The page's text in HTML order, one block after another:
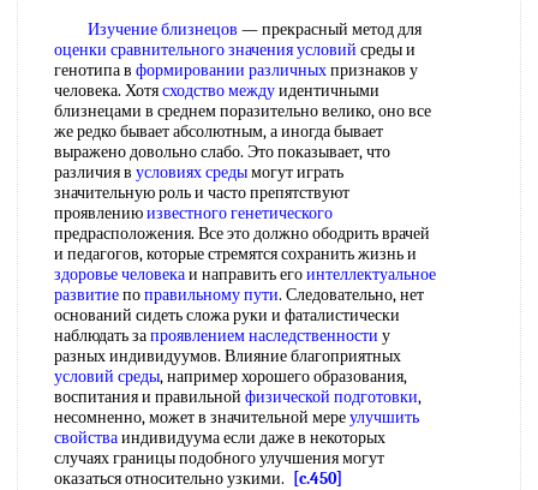
Изучение близнецов — прекрасный метод для
оценки сравнительногозначения условий среды и
генотипа в формировании различныхпризнаков у
человека. Хотясходство междуидентичными
близнецами в среднем поразительно велико, оно все
же редко бывает абсолютным, а иногда бывает
выражено довольно слабо. Это показывает, что
различия в условиях средымогут играть
значительную роль и часто препятствуют
проявлениюизвестного генетического
предрасположения. Все это должно ободрить врачей
и педагогов, которые стремятся сохранить жизнь и
здоровье человекаи направить егоинтеллектуальное
развитиепоправильному пути. Следовательно, нет
оснований сидеть сложа руки и фаталистически
наблюдать запроявлением наследственности у
разных индивидуумов. Влияние благоприятных
условий среды, например хорошего образования,
воспитания и правильной физической подготовки,
несомненно, может в значительной мереулучшить
свойстваиндивидуума если даже в некоторых
случаях границы подобного улучшения могут
оказаться относительно узкими.
[c.450]